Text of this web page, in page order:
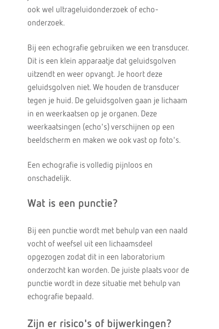
ook wel ultrageluidonderzoek of echo-
onderzoek.
Bij een echografie gebruiken we een transducer.
Dit is een klein apparaatje dat geluidsgolven
uitzendt en weer opvangt. Je hoort deze
geluidsgolven niet. We houden de transducer
tegen je huid. De geluidsgolven gaan je lichaam
in en weerkaatsen op je organen. Deze
weerkaatsingen (echo's) verschijnen op een
beeldscherm en maken we ook vast op foto's.
Een echografie is volledig pijnloos en
onschadelijk.
Wat is een punctie?
Bij een punctie wordt met behulp van een naald
vocht of weefsel uit een lichaamsdeel
opgezogen zodat dit in een laboratorium
onderzocht kan worden. De juiste plaats voor de
punctie wordt in deze situatie met behulp van
echografie bepaald.
Zijn er risico's of bijwerkingen?